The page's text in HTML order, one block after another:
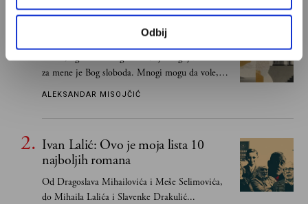
Odbij
Znam, uglavnom se govori da je Bog ljubav. Ali
za mene je Bog sloboda. Mnogi mogu da vole, a
tek retki mogu da podnesu slobodu
ALEKSANDAR MISOJČIĆ
Ivan Lalić: Ovo je moja lista 10
najboljih romana
Od Dragoslava Mihailovića i Meše Selimovića,
do Mihaila Lalića i Slavenke Drakulić...